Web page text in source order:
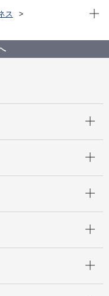
ス
３階運営事業者公募
現在